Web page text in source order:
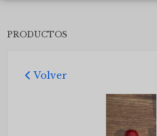
PRODUCTOS
Volver